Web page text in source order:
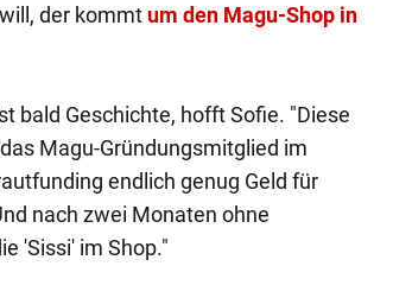
der kommt um den Magu-Shop in
bald Geschichte, hofft Sofie. "Diese
Magu-Gründungsmitglied im
endlich genug Geld für
nach zwei Monaten ohne
'Sissi' im Shop."